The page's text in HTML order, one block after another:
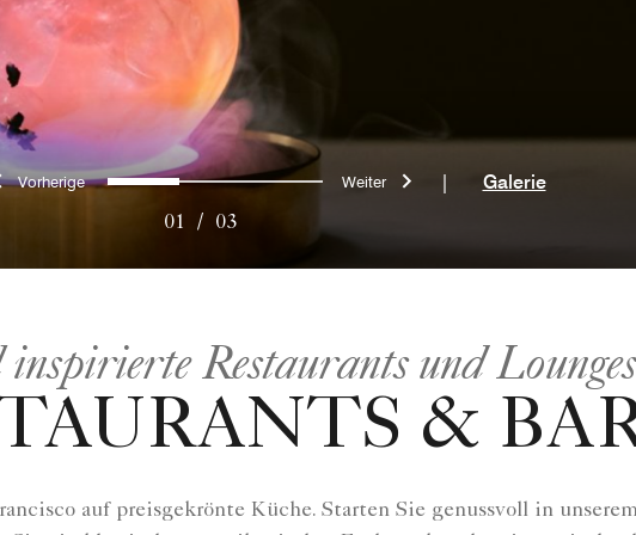
Vorherige
0 1 2 Weiter
01 / 03
Galerie
Restaurants und Lounges
&
auf preisgekrönte Küche. Starten Sie genussvoll in